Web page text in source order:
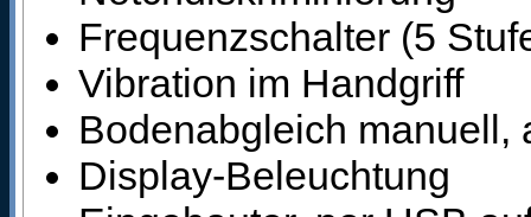
Frequenzschalter (5
Vibration im Handgriff
Bodenabgleich manuell,
Display-Beleuchtung